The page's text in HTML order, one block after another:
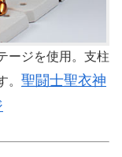
ージを使用。支柱
。 聖闘士聖衣神